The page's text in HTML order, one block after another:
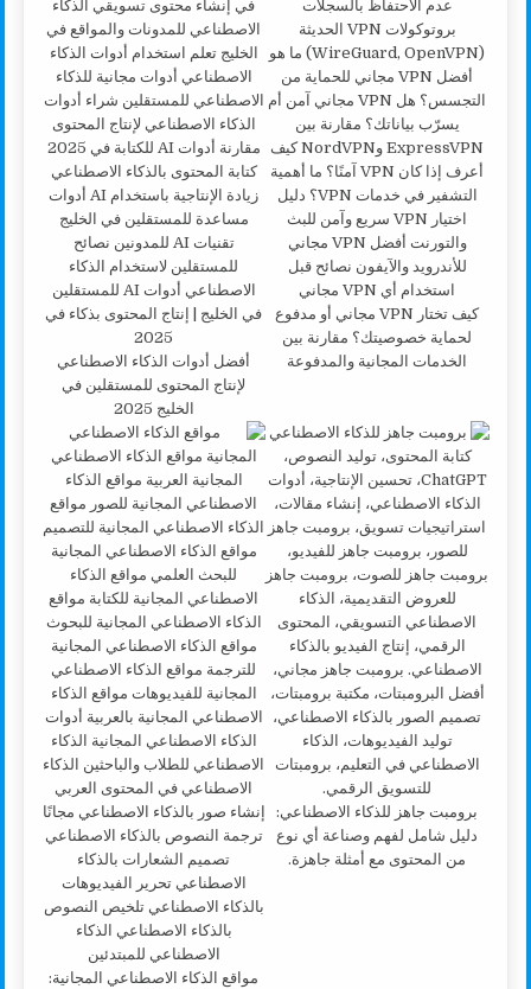
كيف تختار VPN مجاني أو مدفوع
لحماية خصوصيتك؟ مقارنة بين
الخدمات المجانية والمدفوعة
أفضل أدوات الذكاء الاصطناعي
لإنتاج المحتوى للمستقلين في
الخليج 2025
برومبت جاهز للذكاء الاصطناعي:
دليل شامل لفهم وصناعة أي نوع
من المحتوى مع أمثلة جاهزة.
مواقع الذكاء الاصطناعي المجانية: